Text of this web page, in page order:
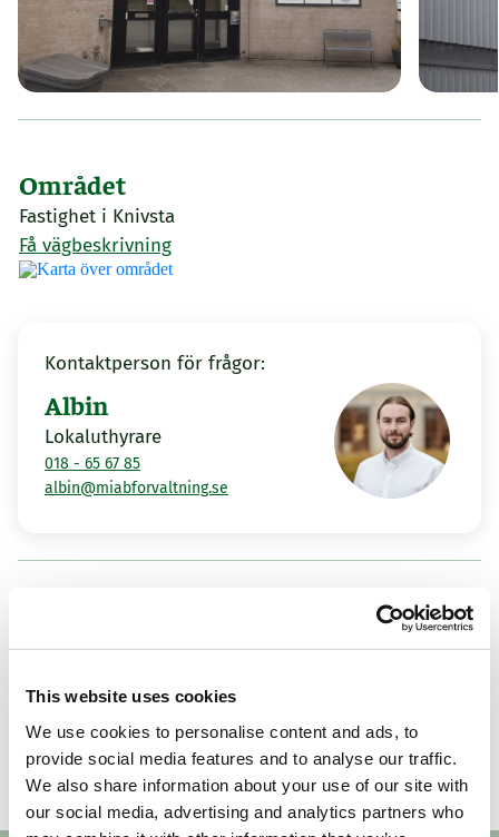
This website uses cookies
We use cookies to personalise content and ads, to
provide social media features and to analyse our traffic.
We also share information about your use of our site with
our social media, advertising and analytics partners who
Området
Fastighet i Knivsta
Få vägbeskrivning
Kontaktperson för frågor:
Albin
Lokaluthyrare
018 - 65 67 85
albin@miabforvaltning.se
Knivsta
Hyvelgatan 14-16
48 m² Ledig omgående 26 m²
Visa alla lediga lokaler